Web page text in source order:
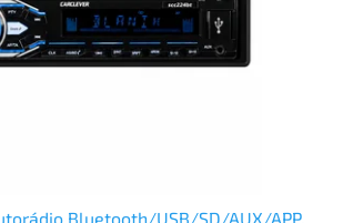
Bluetooth/USB/SD/AUX/APP,